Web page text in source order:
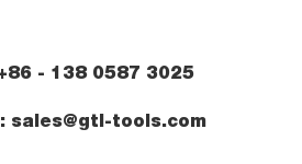
- 138 0587 3025
sales@gtl-tools.com